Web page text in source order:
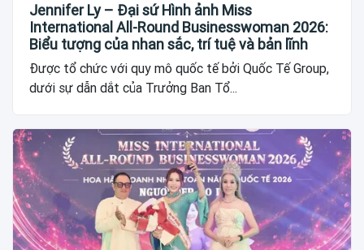
Jennifer Ly – Đại sứ Hình ảnh Miss
International All-Round Businesswoman 2026:
Biểu tượng của nhan sắc, trí tuệ và bản lĩnh
Được tổ chức với quy mô quốc tế bởi Quốc Tế Group,
dưới sự dẫn dắt của Trưởng Ban Tổ...